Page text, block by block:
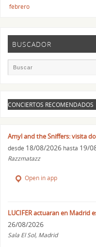
febrero
BUSCADOR
CONCIERTOS RECOMENDADOS
Amyl and the Sniffers: visita
desde 18/08/2026 hasta 19/
Razzmatazz
Open in app
LUCIFER actuaran en Madrid
26/08/2026
Sala El Sol, Madrid